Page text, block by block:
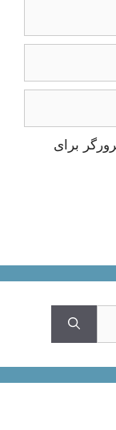
برای